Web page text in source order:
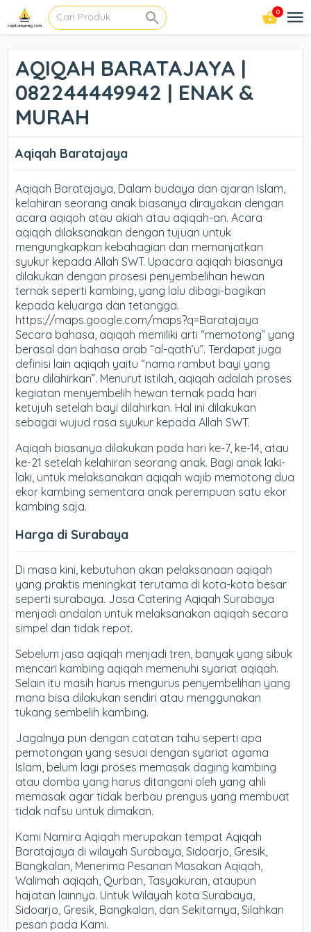
0
AQIQAH BARATAJAYA |
082244449942 | ENAK &
MURAH
Aqiqah Baratajaya
Aqiqah Baratajaya, Dalam budaya dan ajaran Islam,
kelahiran seorang anak biasanya dirayakan dengan
acara aqiqoh atau akiah atau aqiqah-an. Acara
aqiqah dilaksanakan dengan tujuan untuk
mengungkapkan kebahagian dan memanjatkan
syukur kepada Allah SWT. Upacara aqiqah biasanya
dilakukan dengan prosesi penyembelihan hewan
ternak seperti kambing, yang lalu dibagi-bagikan
kepada keluarga dan tetangga.
https://maps.google.com/maps?q=Baratajaya
Secara bahasa, aqiqah memiliki arti “memotong” yang
berasal dari bahasa arab “al-qath’u”. Terdapat juga
definisi lain aqiqah yaitu “nama rambut bayi yang
baru dilahirkan”. Menurut istilah, aqiqah adalah proses
kegiatan menyembelih hewan ternak pada hari
ketujuh setelah bayi dilahirkan. Hal ini dilakukan
sebagai wujud rasa syukur kepada Allah SWT.
Aqiqah biasanya dilakukan pada hari ke-7, ke-14, atau
ke-21 setelah kelahiran seorang anak. Bagi anak laki-
laki, untuk melaksanakan aqiqah wajib memotong dua
ekor kambing sementara anak perempuan satu ekor
kambing saja.
Harga di Surabaya
Di masa kini, kebutuhan akan pelaksanaan aqiqah
yang praktis meningkat terutama di kota-kota besar
seperti surabaya. Jasa Catering Aqiqah Surabaya
menjadi andalan untuk melaksanakan aqiqah secara
simpel dan tidak repot.
Sebelum jasa aqiqah menjadi tren, banyak yang sibuk
mencari kambing aqiqah memenuhi syariat aqiqah.
Selain itu masih harus mengurus penyembelihan yang
mana bisa dilakukan sendiri atau menggunakan
tukang sembelih kambing.
Jagalnya pun dengan catatan tahu seperti apa
pemotongan yang sesuai dengan syariat agama
Islam, belum lagi proses memasak daging kambing
atau domba yang harus ditangani oleh yang ahli
memasak agar tidak berbau prengus yang membuat
tidak nafsu untuk dimakan.
Kami Namira Aqiqah merupakan tempat Aqiqah
Baratajaya di wilayah Surabaya, Sidoarjo, Gresik,
Bangkalan, Menerima Pesanan Masakan Aqiqah,
Walimah aqiqah, Qurban, Tasyakuran, ataupun
hajatan lainnya. Untuk Wilayah kota Surabaya,
Sidoarjo, Gresik, Bangkalan, dan Sekitarnya, Silahkan
pesan pada Kami.